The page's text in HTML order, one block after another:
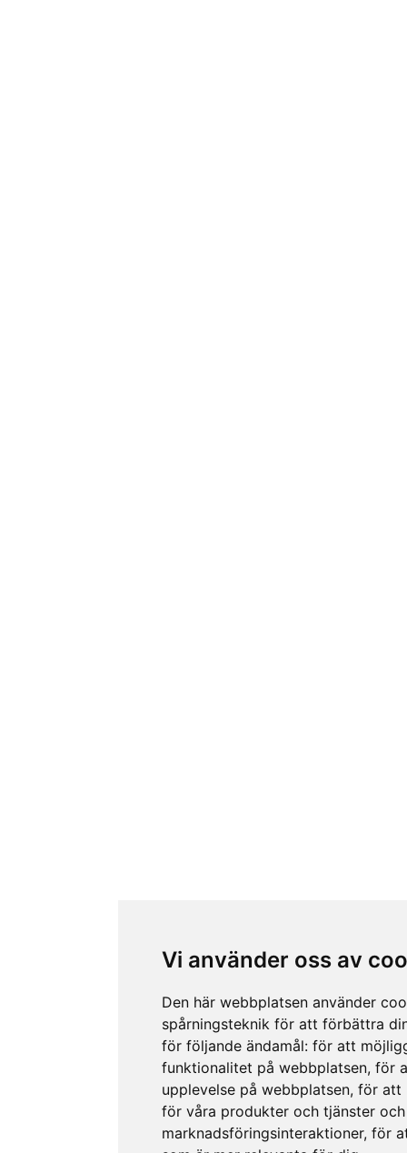
Vi använder oss av
Den här webbplatsen använder
spårningsteknik för att förbättra
för följande ändamål: för att
funktionalitet på webbplatsen, för
upplevelse på webbplatsen, för att
för våra produkter och tjänster
marknadsföringsinteraktioner, för